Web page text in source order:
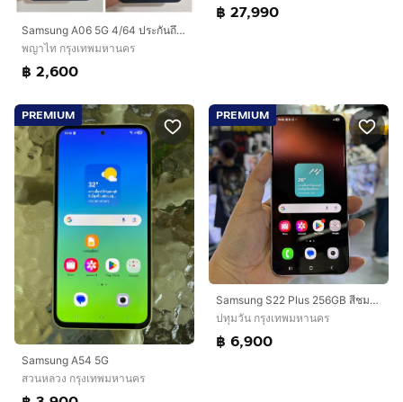
Samsung A06 5G 4/64 ประกันถึง 14 5 27
พญาไท กรุงเทพมหานคร
฿ 2,600
฿ 27,990
PREMIUM
Samsung A54 5G
สวนหลวง กรุงเทพมหานคร
PREMIUM
Samsung S22 Plus 256GB สีชมพู เครื่องศูนย์ สภาพสวยมากๆ จอ6.6นิ้ว แรม8รอม256 Snap8 Gen1 กล้อง50ล้าน(3ตัว)🔥🔥
ปทุมวัน กรุงเทพมหานคร
฿ 6,900